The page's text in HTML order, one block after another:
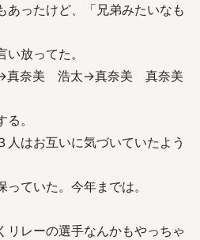
あったけど、「兄弟みたいなも
放ってた。
→真奈美 浩太→真奈美 真奈美
。
人はお互いに気づいていたよう
っていた。今年までは。
リレーの選手なんかもやっちゃ